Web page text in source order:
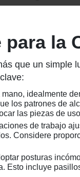
la
que un simple
idealmente
los patrones de
las piezas de
de trabajo
Considere
posturas
Esto incluye